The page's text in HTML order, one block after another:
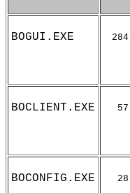
BOGUI.EXE
BOCLIENT.EXE
BOCONFIG.EXE